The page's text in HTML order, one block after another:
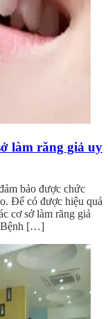
làm răng giả uy
bảo được chức
Để có được hiệu quả
cơ sở làm răng giả
Bệnh […]